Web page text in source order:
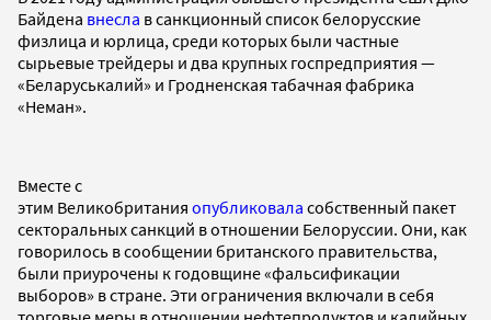
Байдена внесла в санкционный список белорусские
физлица и юрлица, среди которых были частные
сырьевые трейдеры и два крупных госпредприятия —
«Беларуськалий» и Гродненская табачная фабрика
«Неман».
Вместе с
этим Великобритания опубликовала собственный пакет
секторальных санкций в отношении Белоруссии. Они, как
говорилось в сообщении британского правительства,
были приурочены к годовщине «фальсификации
выборов» в стране. Эти ограничения включали в себя